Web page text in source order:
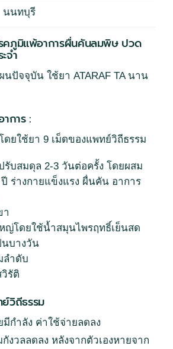
นนทบุรี
รคภูมิแพ้อาการผื่นคันลมพิษ ปวด
จำ
ปัจจุบัน ใช้ยา ATARAF TA นาน
การ :
ยใช้ยา 9 เม็ดของแพทย์วิถีธรรม
บสมดุล 2-3 วันต่อครั้ง โดยผสม
ร่างกายแข็งแรง ผื่นคัน อาการ
า
ญ่โดยใช้น้ำสมุนไพรฤทธิ์เย็นสด
นบางวัน
ลำดับ
รัติ
วิถีธรรม
มีกำลัง ค่าใช้จ่ายลดลง
งวลลดลง หลังจากตัวเองหายจาก